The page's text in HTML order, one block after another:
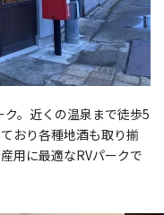
。近くの温泉まで徒歩5
おり各種地酒も取り揃
用に最適なRVパークで